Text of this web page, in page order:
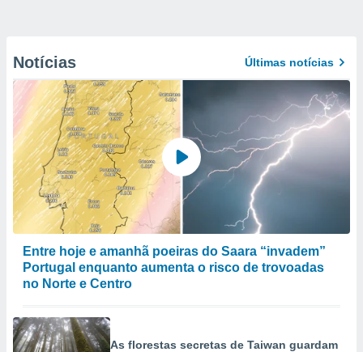
Notícias Últimas notícias
Entre hoje e amanhã poeiras do Saara “invadem”
Portugal enquanto aumenta o risco de trovoadas
no Norte e Centro
As florestas secretas de Taiwan guardam